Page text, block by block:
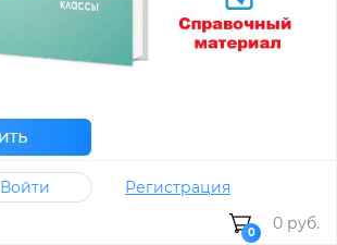
Войти Регистрация
0 0 руб.